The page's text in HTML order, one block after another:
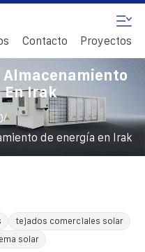
Contacto Proyectos
Almacenamiento
En Irak
/
de energía en Irak
tejados comerciales solar
solar